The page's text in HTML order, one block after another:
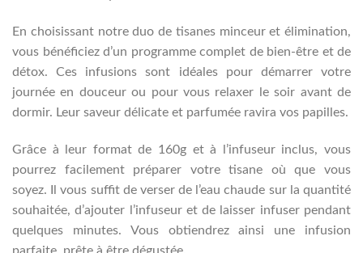
En choisissant notre duo de tisanes minceur et élimination,
vous bénéficiez d’un programme complet de bien-être et de
détox. Ces infusions sont idéales pour démarrer votre
journée en douceur ou pour vous relaxer le soir avant de
dormir. Leur saveur délicate et parfumée ravira vos papilles.
Grâce à leur format de 160g et à l’infuseur inclus, vous
pourrez facilement préparer votre tisane où que vous
soyez. Il vous suffit de verser de l’eau chaude sur la quantité
souhaitée, d’ajouter l’infuseur et de laisser infuser pendant
quelques minutes. Vous obtiendrez ainsi une infusion
parfaite, prête à être dégustée.